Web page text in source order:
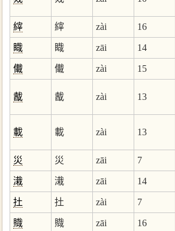
縡 縡 zài 16
睵 睵 zāi 14
儎 儎 zài 15
酨 酨 zài 13
載 載 zài 13
災 災 zāi 7
溨 溨 zāi 14
扗 扗 zài 7
賳 賳 zāi 16